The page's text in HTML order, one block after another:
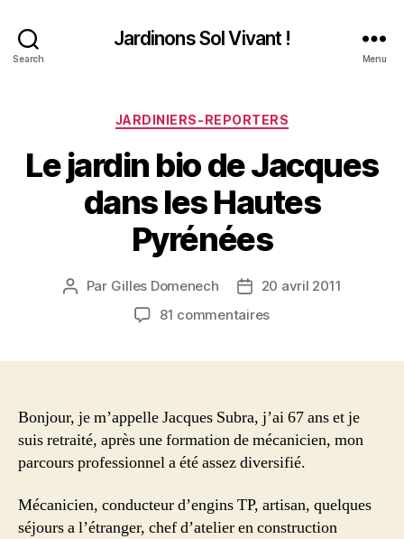
Search
Jardinons Sol Vivant !
Menu
Catégories
JARDINIERS-REPORTERS
Le jardin bio de Jacques
dans les Hautes
Pyrénées
Auteur
Par Gilles Domenech
Date
de
20 avril 2011
81 commentairessur
Jacques
dans
Hautes
Bonjour, je m’appelle Jacques Subra, j’ai 67 ans et je
suis retraité, après une formation de mécanicien, mon
parcours professionnel a été assez diversifié.
Mécanicien, conducteur d’engins TP, artisan, quelques
séjours a l’étranger, chef d’atelier en construction